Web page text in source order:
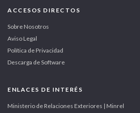
ACCESOS DIRECTOS
Sobre Nosotros
Aviso Legal
Política de Privacidad
Descarga de Software
ENLACES DE INTERÉS
Ministerio de Relaciones Exteriores | Minrel